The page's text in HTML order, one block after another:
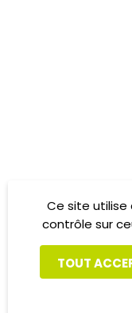
Ce site utilise
contrôle sur
TOUT